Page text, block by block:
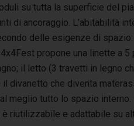
su tutta la superficie del
di ancoraggio. L’abitabilità
delle esigenze di
propone una linette a
il letto (3 travetti in legno
divanetto che diventa
meglio tutto lo spazio
riutilizzabile e adattabile su